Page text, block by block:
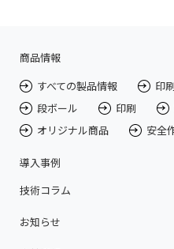
商品情報
すべての製品情報
印
段ボール
印刷
オリジナル商品
安全
導入事例
技術コラム
お知らせ